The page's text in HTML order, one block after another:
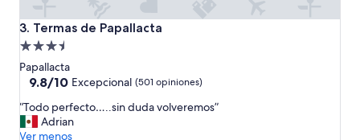
3. Termas de Papallacta
Termas de Papallacta
Propiedad
de
3.5
Papallacta
9.8
10,
Excepcional,
9.8/10 Excepcional (501 opiniones)
“
T
o
“Todo perfecto…..sin duda volveremos”
Adrian
Ver menos